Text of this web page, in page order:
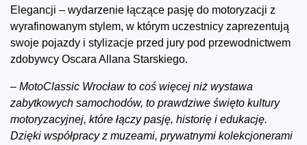
Elegancji – wydarzenie łączące pasję do motoryzacji z
wyrafinowanym stylem, w którym uczestnicy zaprezentują
swoje pojazdy i stylizacje przed jury pod przewodnictwem
zdobywcy Oscara Allana Starskiego.
– MotoClassic Wrocław to coś więcej niż wystawa
zabytkowych samochodów, to prawdziwe święto kultury
motoryzacyjnej, które łączy pasję, historię i edukację.
Dzięki współpracy z muzeami, prywatnymi kolekcjonerami